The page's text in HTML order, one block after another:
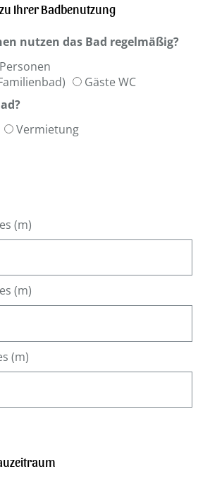
Ihrer Badbenutzung
nutzen das Bad regelmäßig?
Gäste WC
Vermietung
(m)
(m)
(m)